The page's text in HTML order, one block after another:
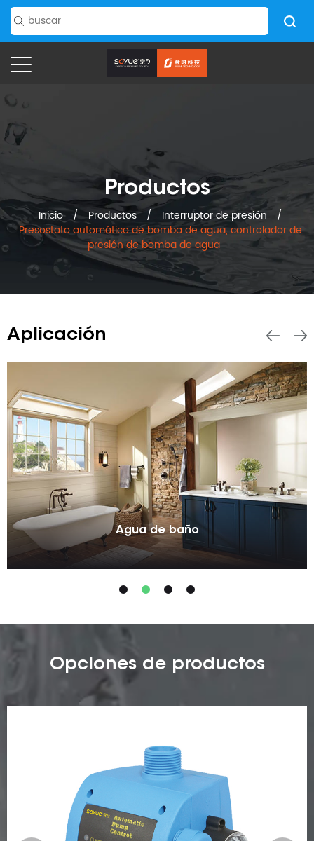
Productos
Inicio / Productos / Interruptor de presión
/
Presostato automático de bomba de agua, controlador de
presión de bomba de agua
Aplicación
Agua de baño
Opciones de productos